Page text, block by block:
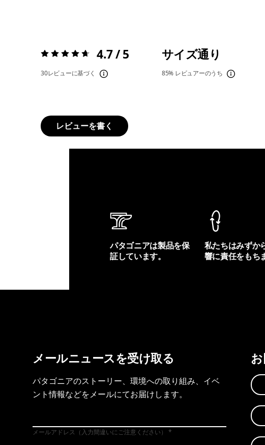
評価:4.7 / 5 4.7 / 5
30レビューに基づく
サイズ通り
85% レビュアーのうち
レビューを書く
パタゴニアは製品を保
証しています。
私たちはみずか
響に責任をもち
メールニュースを受け取る
パタゴニアのストーリー、環境への取り組み、イベ
ント情報などをメールにてお届けします。
メールアドレス（入力間違いにご注意ください）